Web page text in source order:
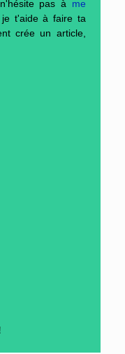
pas à me
t'aide à faire ta
crée un article,